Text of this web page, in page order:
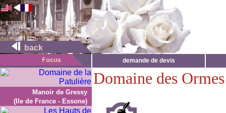
back
demande de devis
Manoir de Gressy
(Ile de France - Essone)
Domaine des Ormes